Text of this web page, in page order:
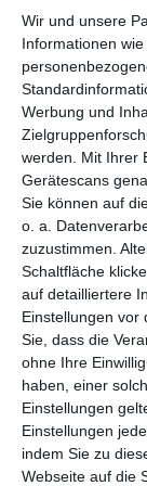
Wir und unsere
Informationen
Werbung und
werden. Mit Ihrer
Gerätescans
Sie können auf
o. a.
zuzustimmen.
Schaltfläche
auf detailliertere
Einstellungen vor
Sie, dass die
ohne Ihre
haben, einer
Einstellungen
Einstellungen
indem Sie zu
Webseite auf die